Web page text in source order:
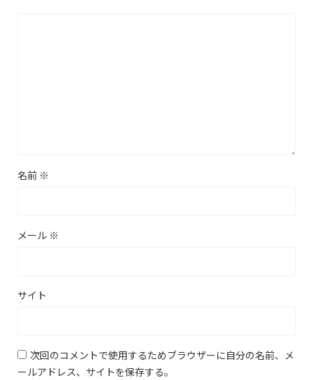
名前 ※
メール ※
サイト
次回のコメントで使用するためブラウザーに自分の名前、メ
ールアドレス、サイトを保存する。